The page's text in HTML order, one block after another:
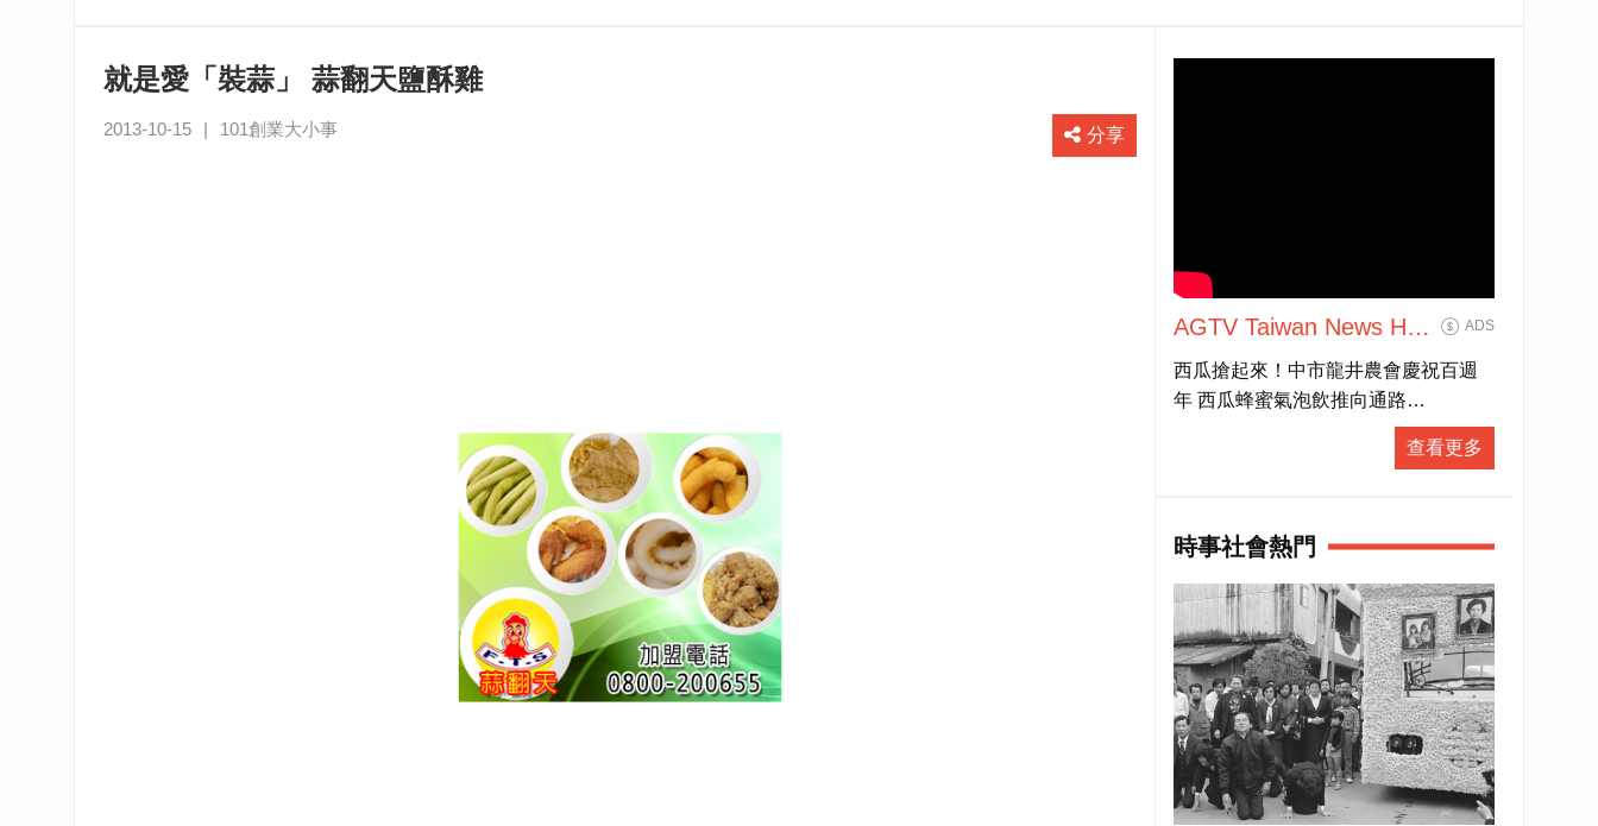
就是愛「裝蒜」 蒜翻天鹽酥雞
2013-10-15 | 101創業大小事 分享
AGTV Taiwan News HD
Live大全民前衛新聞HD
直播
ADS
西瓜搶起來！中市龍井農會慶祝百週
年 西瓜蜂蜜氣泡飲推向通路
#新聞直播 #即時新聞 #LiveNews
查看更多
時事社會熱門